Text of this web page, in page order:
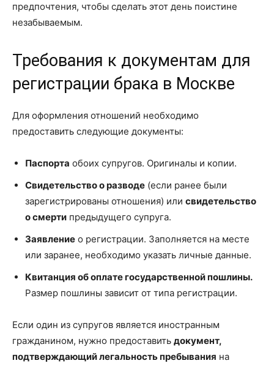
предпочтения, чтобы сделать этот день поистине
незабываемым.
Требования к документам для
регистрации брака в Москве
Для оформления отношений необходимо
предоставить следующие документы:
Паспорта обоих супругов. Оригиналы и копии.
Свидетельство о разводе (если ранее были
зарегистрированы отношения) или свидетельство
о смерти предыдущего супруга.
Заявление о регистрации. Заполняется на месте
или заранее, необходимо указать личные данные.
Квитанция об оплате государственной пошлины.
Размер пошлины зависит от типа регистрации.
Если один из супругов является иностранным
гражданином, нужно предоставить документ,
подтверждающий легальность пребывания на